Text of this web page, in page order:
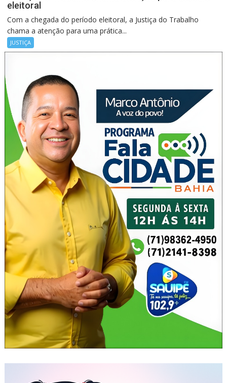
eleitoral
Com a chegada do período eleitoral, a Justiça do Trabalho
chama a atenção para uma prática...
JUSTIÇA